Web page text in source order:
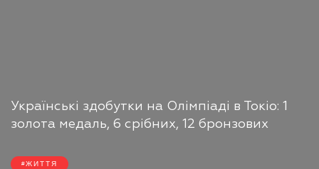
Українські здобутки на Олімпіаді в Токіо: 1
золота медаль, 6 срібних, 12 бронзових
ЖИТТЯ